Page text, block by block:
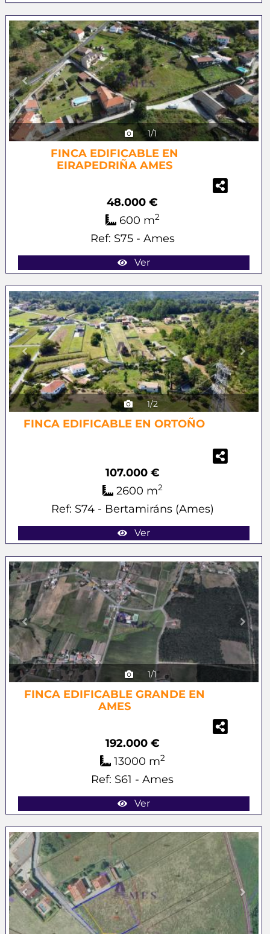
1/1
Previous Next
FINCA EDIFICABLE EN
EIRAPEDRIÑA AMES
48.000 €
600 m2
Ref: S75 - Ames
Ver
1/2
Previous Next
FINCA EDIFICABLE EN ORTOÑO
107.000 €
2600 m2
Ref: S74 - Bertamiráns (Ames)
Ver
1/1
Previous Next
FINCA EDIFICABLE GRANDE EN
AMES
192.000 €
13000 m2
Ref: S61 - Ames
Ver
Previous Next